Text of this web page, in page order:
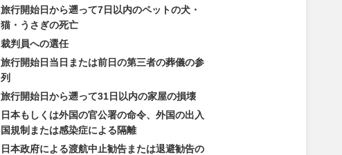
旅行開始日から遡って7日以内のペットの犬・
猫・うさぎの死亡
裁判員への選任
旅行開始日当日または前日の第三者の葬儀の参
列
旅行開始日から遡って31日以内の家屋の損壊
日本もしくは外国の官公署の命令、外国の出入
国規制または感染症による隔離
日本政府による渡航中止勧告または退避勧告の